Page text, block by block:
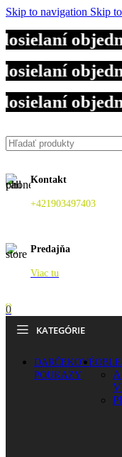
Skip to navigation Skip
Kontakt
+421903497403
Predajňa
Viac tu
0
KATEGÓRIE
DARČEKOVÉ
POUKAZY